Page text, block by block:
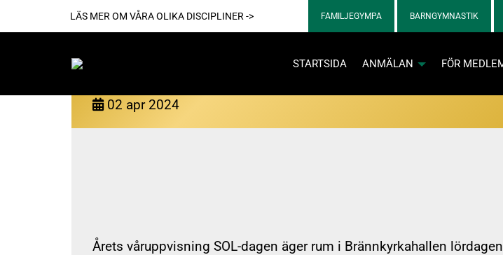
LÄS MER OM VÅRA OLIKA DISCIPLINER -> FAMILJEGYMPA BARNGYMNASTIK
STARTSIDA ANMÄLAN FÖR
02 apr 2024
Årets våruppvisning SOL-dagen äger rum i Brännkyrkahallen